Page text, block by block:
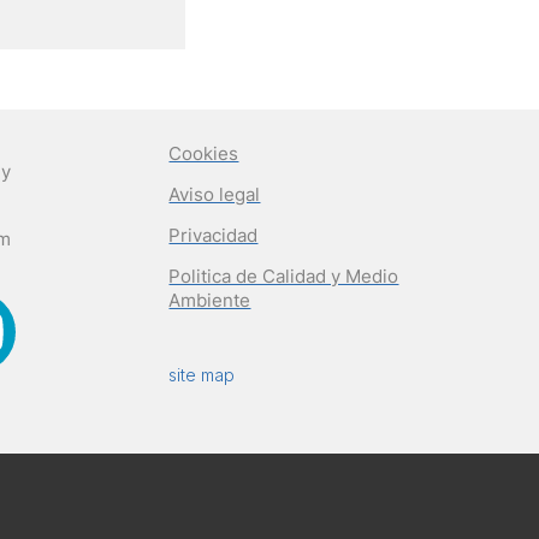
Cookies
Aviso legal
Privacidad
Politica de Calidad y Medio
Ambiente
site map